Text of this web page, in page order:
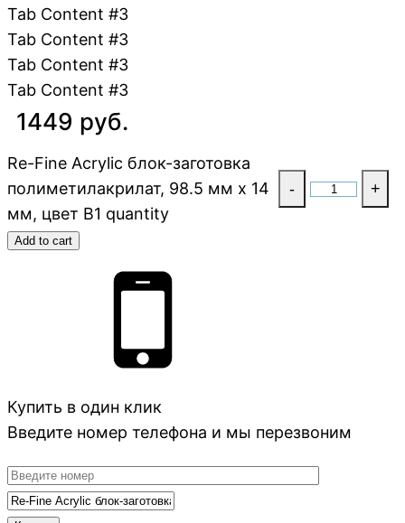
Tab Content #3
Tab Content #3
Tab Content #3
Tab Content #3
1449 руб.
Re-Fine Acrylic блок-заготовка
полиметилакрилат, 98.5 мм x 14
мм, цвет B1 quantity
- +
Add to cart
Купить в один клик
Введите номер телефона и мы перезвоним